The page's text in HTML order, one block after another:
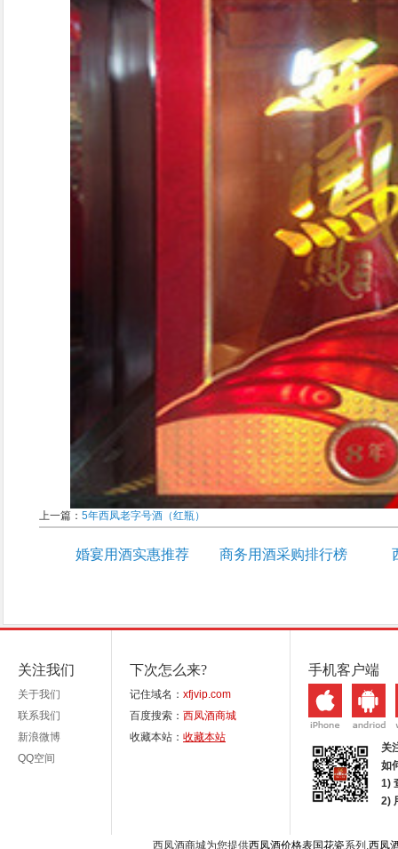
上一篇： 5年西凤老字号酒（红瓶）
婚宴用酒实惠推荐 商务用酒采购排行榜
关注我们
关于我们
联系我们
新浪微博
QQ空间
下次怎么来?
记住域名： xfjvip.com
百度搜索： 西凤酒商城
收藏本站： 收藏本站
手机客户端
关
如
1)
2)
西凤酒商城为您提供西凤酒价格表国花瓷系列, 西凤